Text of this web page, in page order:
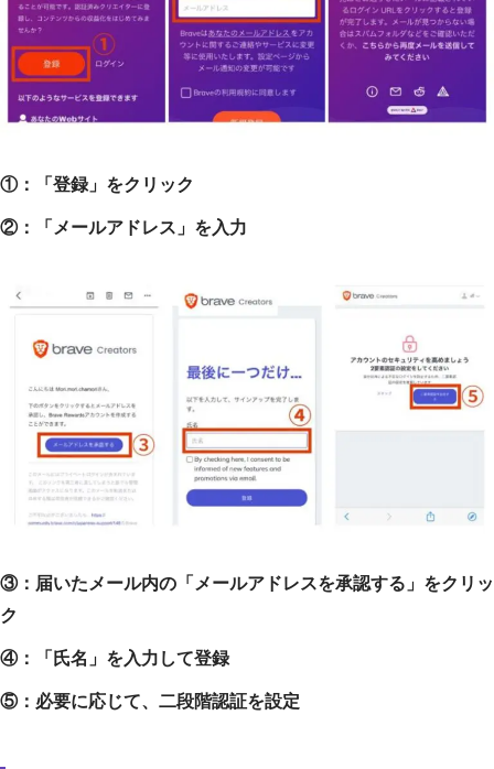
①：「登録」をクリック
②：「メールアドレス」を入力
③：届いたメール内の「メールアドレスを承認する」をクリッ
ク
④：「氏名」を入力して登録
⑤：必要に応じて、二段階認証を設定